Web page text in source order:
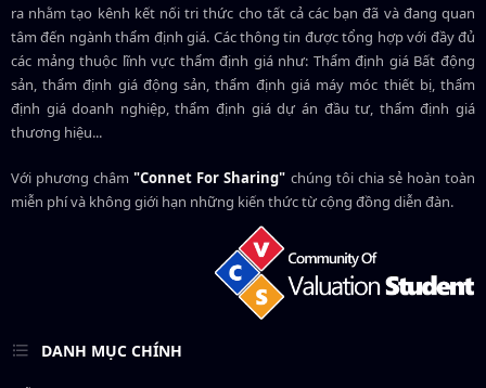
ra nhằm tạo kênh kết nối tri thức cho tất cả các bạn đã và đang quan
tâm đến ngành thẩm định giá. Các thông tin được tổng hợp với đầy đủ
các mảng thuộc lĩnh vực thẩm định giá như: Thẩm định giá Bất động
sản, thẩm định giá động sản, thẩm định giá máy móc thiết bị, thẩm
định giá doanh nghiệp, thẩm định giá dự án đầu tư, thẩm định giá
thương hiệu...
Với phương châm"Connet For Sharing" chúng tôi chia sẻ hoàn toàn
miễn phí và không giới hạn những kiến thức từ cộng đồng diễn đàn.
DANH MỤC CHÍNH